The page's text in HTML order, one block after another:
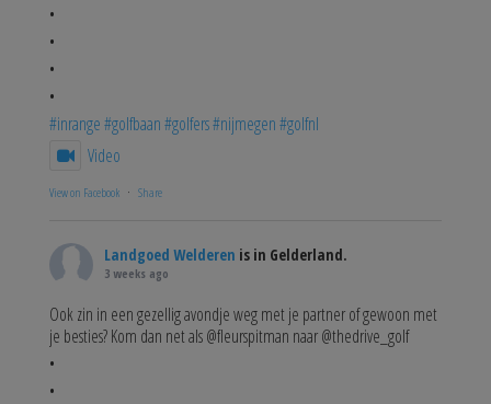
•
•
•
•
#inrange#golfbaan#golfers#nijmegen#golfnl
Video
View on Facebook · Share
Landgoed Welderen is in Gelderland.
3 weeks ago
Ook zin in een gezellig avondje weg met je partner of gewoon met
je besties? Kom dan net als @fleurspitman naar @thedrive_golf
•
•